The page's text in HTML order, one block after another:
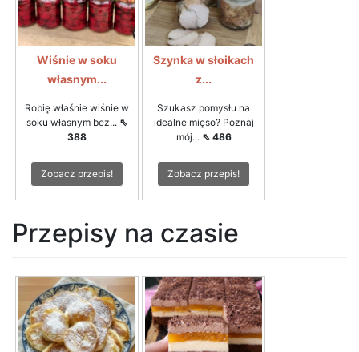
Wiśnie w soku
własnym...
Robię właśnie wiśnie w
soku własnym bez... ⇖
388
Zobacz przepis!
Szynka w słoikach
z...
Szukasz pomysłu na
idealne mięso? Poznaj
mój... ⇖ 486
Zobacz przepis!
Przepisy na czasie